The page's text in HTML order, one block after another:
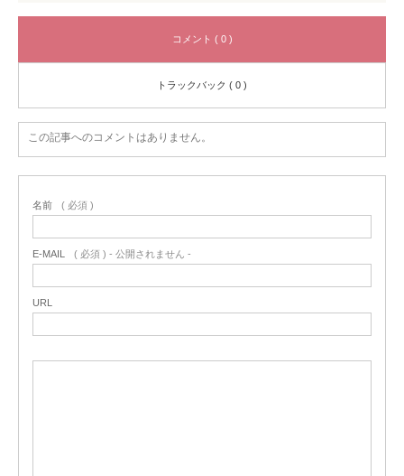
コメント ( 0 )
トラックバック ( 0 )
この記事へのコメントはありません。
名前 ( 必須 )
E-MAIL ( 必須 ) - 公開されません -
URL